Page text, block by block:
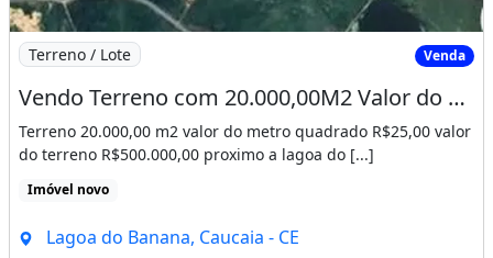
Imagem: Vendo Terreno com 20.000,00M2 Valor do Metro
Terreno / Lote Venda
Vendo Terreno com 20.000,00M2 Valor do Metro R$25,00. Mateus 21 21
Terreno 20.000,00 m2 valor do metro quadrado R$25,00 valor
do terreno R$500.000,00 proximo a lagoa do [...]
Imóvel novo
Lagoa do Banana, Caucaia - CE